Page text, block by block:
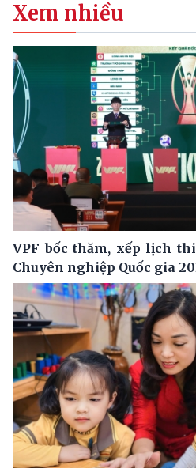
Xem nhiều
VPF bốc thăm, xếp lịch
Chuyên nghiệp Quốc gia